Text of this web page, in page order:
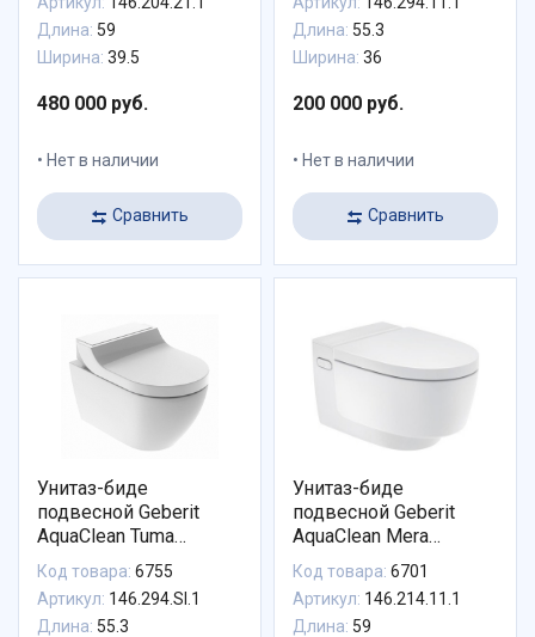
Длина: 59
Ширина: 39.5
480 000 руб.
Нет в наличии
Сравнить
альпийский белый
Длина: 55.3
Ширина: 36
200 000 руб.
Нет в наличии
Сравнить
Унитаз-биде
подвесной Geberit
AquaClean Tuma
Comfort 146.294.SI.1
безободковый панель
белое стекло
Код товара: 6755
Артикул: 146.294.SI.1
Длина: 55.3
Унитаз-биде
подвесной Geberit
AquaClean Mera
Comfort 146.214.11.1 с
системой удаления
запахов, панель белая
Код товара: 6701
Артикул: 146.214.11.1
Длина: 59